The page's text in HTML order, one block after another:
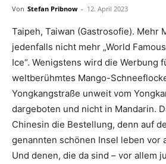
Von Stefan Pribnow - 12. April 2023
Taipeh, Taiwan (Gastrosofie). Mehr
jedenfalls nicht mehr „World
Ice“. Wenigstens wird die Werbung
weltberühmtes Mango-
Yongkangstraße unweit vom
dargeboten und nicht in Mandarin.
Chinesin die Bestellung, denn auf
genannten schönen Insel leben vor
Und denen, die da sind – vor allem